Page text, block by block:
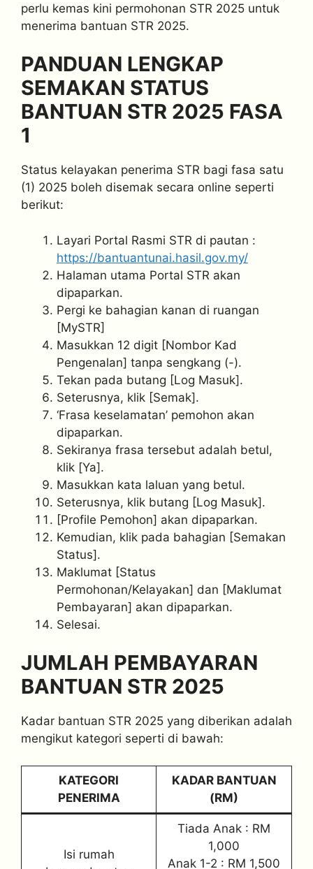
perlu kemas kini permohonan STR 2025 untuk
menerima bantuan STR 2025.
PANDUAN LENGKAP
SEMAKAN STATUS
BANTUAN STR 2025 FASA
1
Status kelayakan penerima STR bagi fasa satu
(1) 2025 boleh disemak secara online seperti
berikut:
Layari Portal Rasmi STR di pautan :
https://bantuantunai.hasil.gov.my/
Halaman utama Portal STR akan
dipaparkan.
Pergi ke bahagian kanan di ruangan
[MySTR]
Masukkan 12 digit [Nombor Kad
Pengenalan] tanpa sengkang (-).
Tekan pada butang [Log Masuk].
Seterusnya, klik [Semak].
‘Frasa keselamatan’ pemohon akan
dipaparkan.
Sekiranya frasa tersebut adalah betul,
klik [Ya].
Masukkan kata laluan yang betul.
Seterusnya, klik butang [Log Masuk].
[Profile Pemohon] akan dipaparkan.
Kemudian, klik pada bahagian [Semakan
Status].
Maklumat [Status
Permohonan/Kelayakan] dan [Maklumat
Pembayaran] akan dipaparkan.
Selesai.
JUMLAH PEMBAYARAN
BANTUAN STR 2025
Kadar bantuan STR 2025 yang diberikan adalah
mengikut kategori seperti di bawah:
KATEGORI
PENERIMA
KADAR BANTUAN
(RM)
Isi rumah
Tiada Anak : RM
1,000
Anak 1-2 : RM 1,500